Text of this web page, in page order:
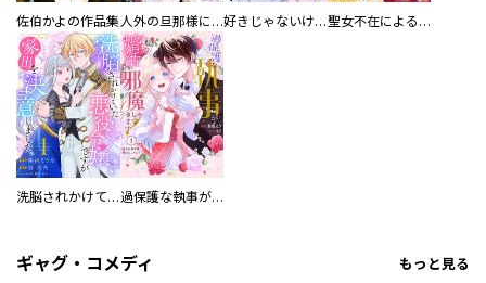
佐伯かよの作品集 人外の旦那様に娶られ毎晩ナカまで愛される…。アンソロジー 好きじゃないけど、抱いてください【電子単行本版／特典おまけ付き】 聖女不在による仮初め婚なのに、不器用な王太子に溺愛されています【電子単行本版／特典おまけ付き】
洗脳されかけていた悪役令嬢ですが家出を決意しました。【電子単行本版／特典おまけ付き】 過保護な執事が私の婚活を邪魔してきます！ 分冊版
ギャグ・コメディ もっと見る